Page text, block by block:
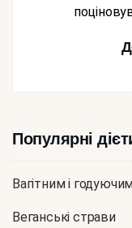
Популярні
Вагітним і
Веганські страви